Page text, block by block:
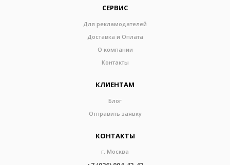
СЕРВИС
Для рекламодателей
Доставка и Оплата
О компании
Контакты
КЛИЕНТАМ
Блог
Отправить заявку
КОНТАКТЫ
г. Москва